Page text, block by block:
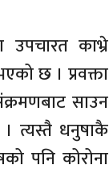
काभ्रे
छ । प्रवक्ता
साउन
त्यस्तै धनुषाकै
पनि कोरोना